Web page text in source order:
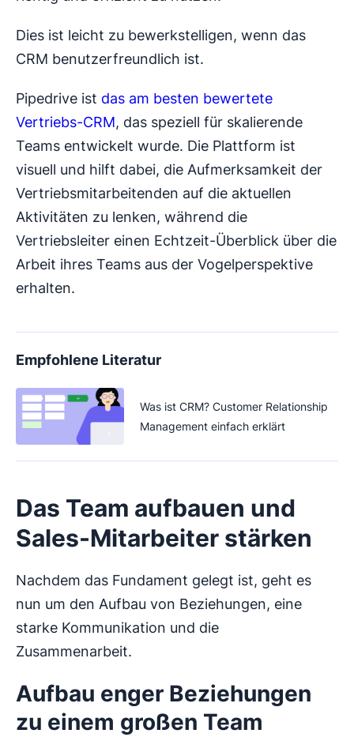
Dies ist leicht zu bewerkstelligen, wenn das
CRM benutzerfreundlich ist.
Pipedrive ist das am besten bewertete
Vertriebs-CRM, das speziell für skalierende
Teams entwickelt wurde. Die Plattform ist
visuell und hilft dabei, die Aufmerksamkeit der
Vertriebsmitarbeitenden auf die aktuellen
Aktivitäten zu lenken, während die
Vertriebsleiter einen Echtzeit-Überblick über die
Arbeit ihres Teams aus der Vogelperspektive
erhalten.
Empfohlene Literatur
Was ist CRM? Customer Relationship
Management einfach erklärt
Das Team aufbauen und
Sales-Mitarbeiter stärken
Nachdem das Fundament gelegt ist, geht es
nun um den Aufbau von Beziehungen, eine
starke Kommunikation und die
Zusammenarbeit.
Aufbau enger Beziehungen
zu einem großen Team